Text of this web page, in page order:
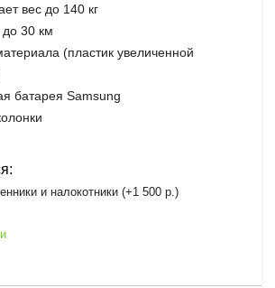
вес до 140 кг
до 30 км
(пластик увеличенной
батарея Samsung
и налокотники (+1 500 р.)